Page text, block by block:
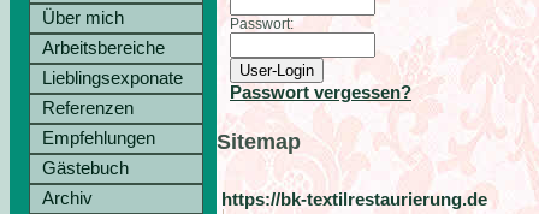
Über mich
Arbeitsbereiche
Lieblingsexponate
Referenzen
Empfehlungen
Gästebuch
Archiv
Passwort:
Passwort vergessen?
Sitemap
https://bk-textilrestaurierung.de